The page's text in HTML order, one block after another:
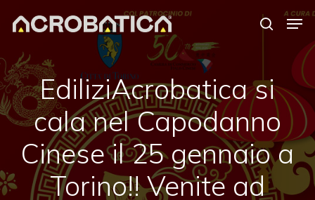
content
EdiliziAcrobatica si
cala nel Capodanno
Cinese il 25 gennaio a
Torino!! Venite ad
Close
Menu